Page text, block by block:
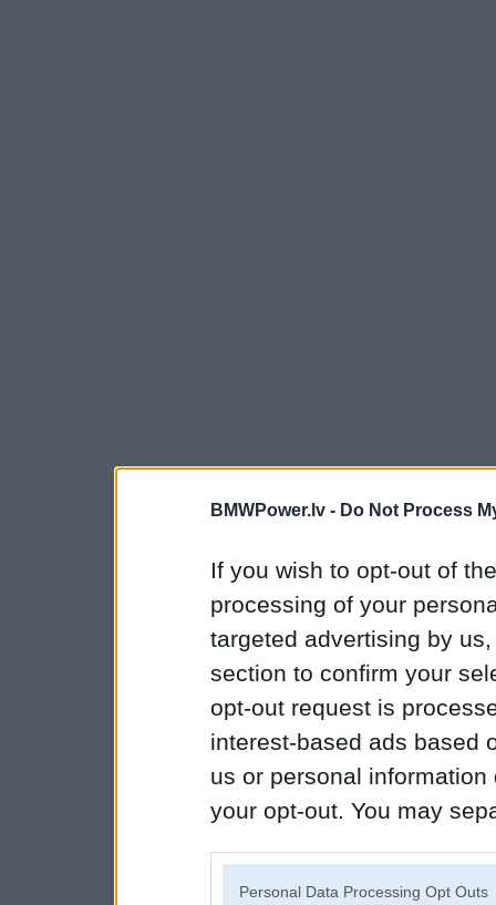
BMWPower.lv - Do Not Process
If you wish to opt-out of
processing of your
targeted advertising by
section to confirm your
opt-out request is
interest-based ads based
us or personal
your opt-out. You may
Personal Data Processing Opt Outs